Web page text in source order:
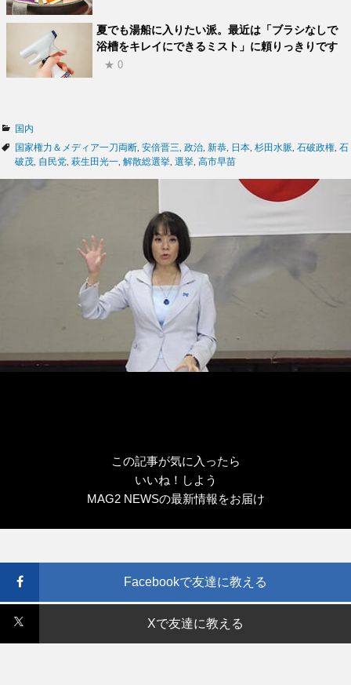
夏でも湯船に入りたい派。最近は「ブラシなしで
浴槽をキレイにできるミスト」に頼りっきりです
★ 0
カ
テ
ゴ
国内
タ
グ
国家権力＆メディア一刀両断 安倍晋三 政治 新恭 日本 杉田水脈 石破政権 石
破茂 自民党 萩生田光一 解散総選挙 選挙 高市早苗
この記事が気に入ったら
いいね！しよう
MAG2 NEWSの最新情報をお届け
Facebookで友達に教える
Xで友達に教える